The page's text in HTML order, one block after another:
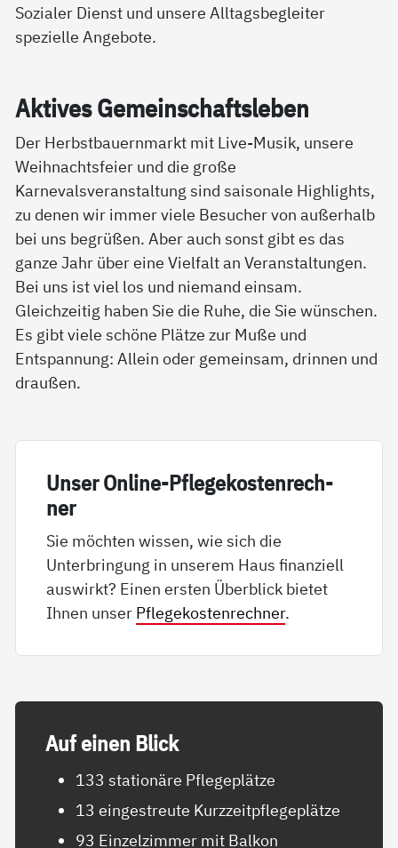
Sozialer Dienst und unsere Alltagsbegleiter
spezielle Angebote.
Ak­ti­ves Ge­mein­schafts­le­ben
Der Herbstbauernmarkt mit Live-Musik, unsere
Weihnachtsfeier und die große
Karnevalsveranstaltung sind saisonale Highlights,
zu denen wir immer viele Besucher von außerhalb
bei uns begrüßen. Aber auch sonst gibt es das
ganze Jahr über eine Vielfalt an Veranstaltungen.
Bei uns ist viel los und niemand einsam.
Gleichzeitig haben Sie die Ruhe, die Sie wünschen.
Es gibt viele schöne Plätze zur Muße und
Entspannung: Allein oder gemeinsam, drinnen und
draußen.
Un­ser On­li­ne-Pf­le­ge­kos­ten­rech­
ner
Sie möchten wissen, wie sich die
Unterbringung in unserem Haus finanziell
auswirkt? Einen ersten Überblick bietet
Ihnen unser Pflegekostenrechner.
Auf ei­nen Blick
133 stationäre Pflegeplätze
13 eingestreute Kurzzeitpflegeplätze
93 Einzelzimmer mit Balkon